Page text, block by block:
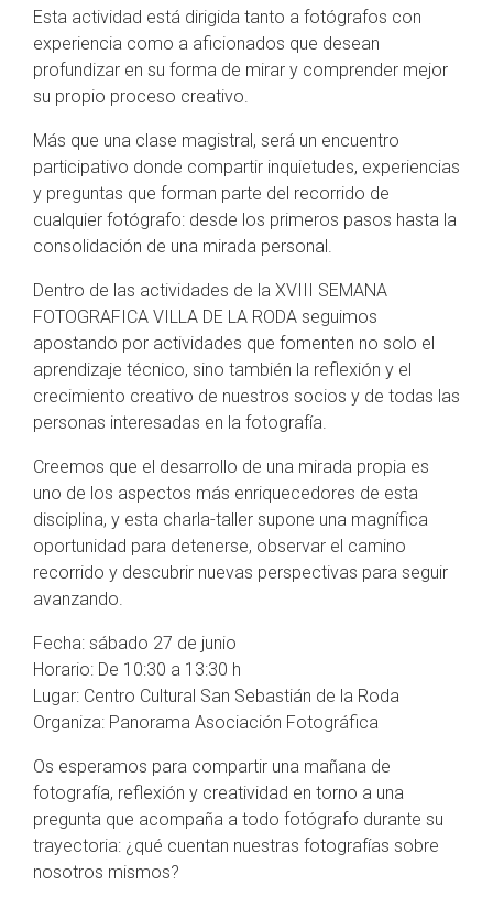
Esta actividad está dirigida tanto a fotógrafos con
experiencia como a aficionados que desean
profundizar en su forma de mirar y comprender mejor
su propio proceso creativo.
Más que una clase magistral, será un encuentro
participativo donde compartir inquietudes, experiencias
y preguntas que forman parte del recorrido de
cualquier fotógrafo: desde los primeros pasos hasta la
consolidación de una mirada personal.
Dentro de las actividades de la XVIII SEMANA
FOTOGRAFICA VILLA DE LA RODA seguimos
apostando por actividades que fomenten no solo el
aprendizaje técnico, sino también la reflexión y el
crecimiento creativo de nuestros socios y de todas las
personas interesadas en la fotografía.
Creemos que el desarrollo de una mirada propia es
uno de los aspectos más enriquecedores de esta
disciplina, y esta charla-taller supone una magnífica
oportunidad para detenerse, observar el camino
recorrido y descubrir nuevas perspectivas para seguir
avanzando.
Fecha: sábado 27 de junio
Horario: De 10:30 a 13:30 h
Lugar: Centro Cultural San Sebastián de la Roda
Organiza: Panorama Asociación Fotográfica
Os esperamos para compartir una mañana de
fotografía, reflexión y creatividad en torno a una
pregunta que acompaña a todo fotógrafo durante su
trayectoria: ¿qué cuentan nuestras fotografías sobre
nosotros mismos?